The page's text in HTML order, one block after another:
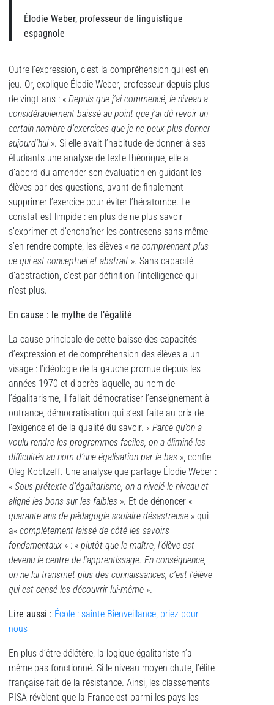
Élodie Weber, professeur de linguistique
espagnole
Outre l’expression, c’est la compréhension qui est en
jeu. Or, explique Élodie Weber, professeur depuis plus
de vingt ans : « Depuis que j’ai commencé, le niveau a
considérablement baissé au point que j’ai dû revoir un
certain nombre d’exercices que je ne peux plus donner
aujourd’hui ». Si elle avait l’habitude de donner à ses
étudiants une analyse de texte théorique, elle a
d’abord du amender son évaluation en guidant les
élèves par des questions, avant de finalement
supprimer l’exercice pour éviter l’hécatombe. Le
constat est limpide : en plus de ne plus savoir
s’exprimer et d’enchaîner les contresens sans même
s’en rendre compte, les élèves « ne comprennent plus
ce qui est conceptuel et abstrait ». Sans capacité
d’abstraction, c’est par définition l’intelligence qui
n’est plus.
En cause : le mythe de l’égalité
La cause principale de cette baisse des capacités
d’expression et de compréhension des élèves a un
visage : l’idéologie de la gauche promue depuis les
années 1970 et d’après laquelle, au nom de
l’égalitarisme, il fallait démocratiser l’enseignement à
outrance, démocratisation qui s’est faite au prix de
l’exigence et de la qualité du savoir. « Parce qu’on a
voulu rendre les programmes faciles, on a éliminé les
difficultés au nom d’une égalisation par le bas », confie
Oleg Kobtzeff. Une analyse que partage Élodie Weber :
« Sous prétexte d’égalitarisme, on a nivelé le niveau et
aligné les bons sur les faibles ». Et de dénoncer «
quarante ans de pédagogie scolaire désastreuse » qui
a« complètement laissé de côté les savoirs
fondamentaux » : « plutôt que le maître, l’élève est
devenu le centre de l’apprentissage. En conséquence,
on ne lui transmet plus des connaissances, c’est l’élève
qui est censé les découvrir lui-même ».
Lire aussi : École : sainte Bienveillance, priez pour
nous
En plus d’être délétère, la logique égalitariste n’a
même pas fonctionné. Si le niveau moyen chute, l’élite
française fait de la résistance. Ainsi, les classements
PISA révèlent que la France est parmi les pays les